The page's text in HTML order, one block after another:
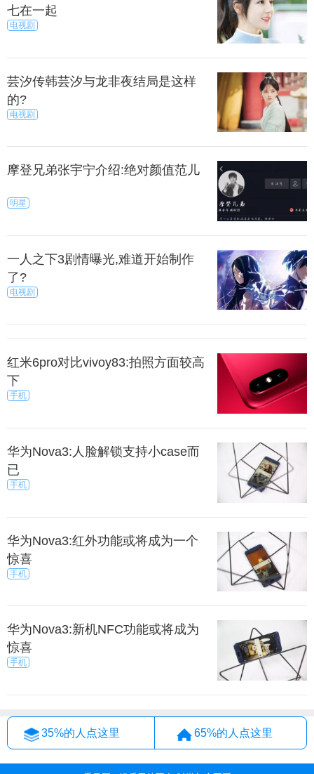
七在一起
电视剧
芸汐传韩芸汐与龙非夜结局是这样
的?
电视剧
摩登兄弟张宇宁介绍:绝对颜值范儿
明星
一人之下3剧情曝光,难道开始制作
了?
电视剧
红米6pro对比vivoy83:拍照方面较高
下
手机
华为Nova3:人脸解锁支持小case而
已
手机
华为Nova3:红外功能或将成为一个
惊喜
手机
华为Nova3:新机NFC功能或将成为
惊喜
手机
35%的人点这里 65%的人点这里